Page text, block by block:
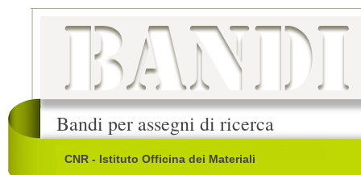
Bandi per assegni di ricerca
CNR - Istituto Officina dei Materiali